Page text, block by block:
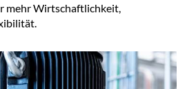
mehr Wirtschaftlichkeit,